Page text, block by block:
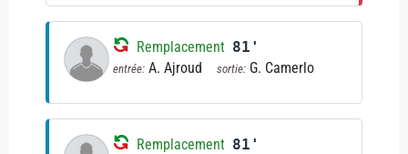
Remplacement 81'
entrée: A. Ajroud sortie: G. Camerlo
Remplacement 81'